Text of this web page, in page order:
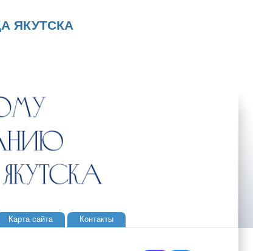
ЯКУТСКА
Карта сайта Контакты